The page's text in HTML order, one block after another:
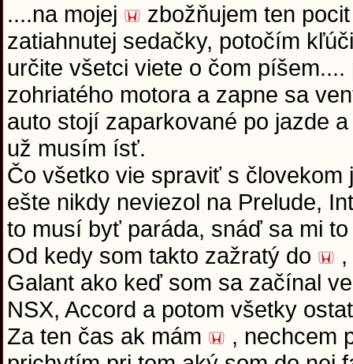
....na mojej
zbožňujem ten
zatiahnutej sedačky, potočím
určite všetci viete o čom
zohriatého motora a zapne sa
auto stojí zaparkované po jazde
už musím ísť.
Čo všetko vie spraviť s človekom
ešte nikdy neviezol na Prelude,
to musí byť paráda, snáď sa mi
Od kedy som takto zažratý do
Galant ako keď som sa začínal
NSX, Accord a potom všetky
Za ten čas ak mám
, nechcem